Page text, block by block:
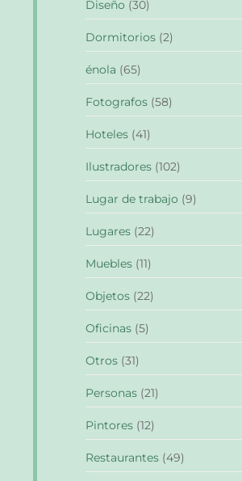
Diseño (30)
Dormitorios (2)
énola (65)
Fotografos (58)
Hoteles (41)
Ilustradores (102)
Lugar de trabajo (9)
Lugares (22)
Muebles (11)
Objetos (22)
Oficinas (5)
Otros (31)
Personas (21)
Pintores (12)
Restaurantes (49)